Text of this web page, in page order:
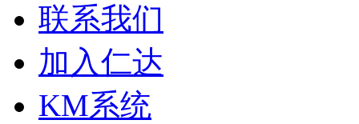
联系我们
加入仁达
KM系统